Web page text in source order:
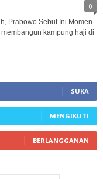
0
Prabowo Sebut Ini Momen
kampung haji di
SUKA
MENGIKUTI
BERLANGGANAN